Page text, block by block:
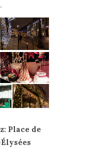
Place de